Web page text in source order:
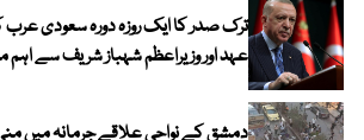
ترک صدر کا ایک روزہ دورہ سعودی عرب
عہد اور وزیراعظم شہباز شریف سے